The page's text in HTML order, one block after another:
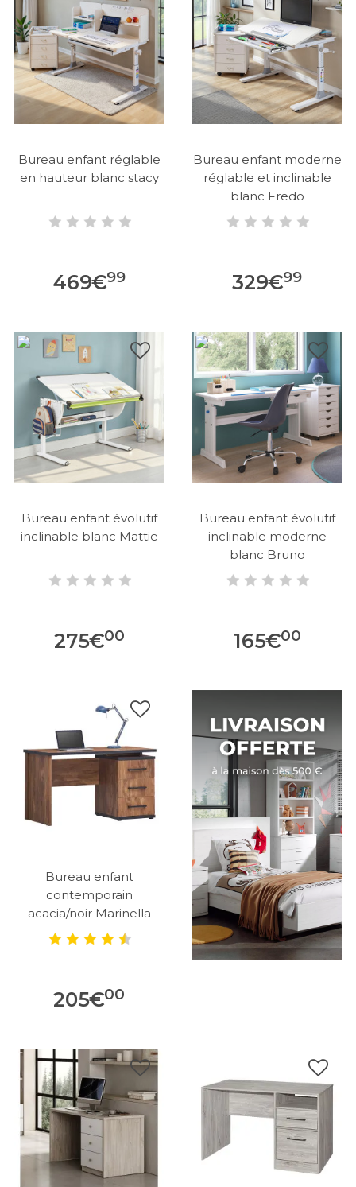
Bureau enfant réglable
en hauteur blanc stacy
469€99
Bureau enfant moderne
réglable et inclinable
blanc Fredo
329€99
Bureau enfant évolutif
inclinable blanc Mattie
275€00
Bureau enfant évolutif
inclinable moderne
blanc Bruno
165€00
Bureau enfant
contemporain
acacia/noir Marinella
205€00